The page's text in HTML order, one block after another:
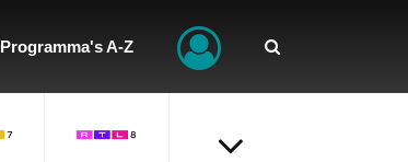
Programma's A-Z